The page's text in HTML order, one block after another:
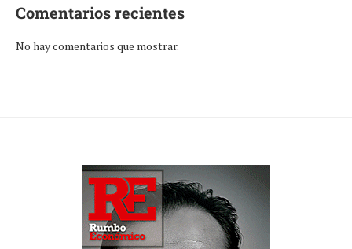
Comentarios recientes
No hay comentarios que mostrar.